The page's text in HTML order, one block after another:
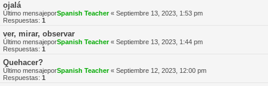
ojalá
Último mensajeporSpanish Teacher« Septiembre 13, 2023, 1:53 pm
Respuestas: 1
ver, mirar, observar
Último mensajeporSpanish Teacher« Septiembre 13, 2023, 1:44 pm
Respuestas: 1
Quehacer?
Último mensajeporSpanish Teacher« Septiembre 12, 2023, 12:00 pm
Respuestas: 1